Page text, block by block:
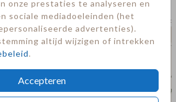
onze prestaties te analyseren en
sociale mediadoeleinden (het
advertenties).
altijd wijzigen of intrekken
.
Accepteren
date Save